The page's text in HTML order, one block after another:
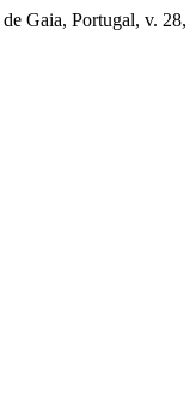
Gaia, Portugal, v. 28,